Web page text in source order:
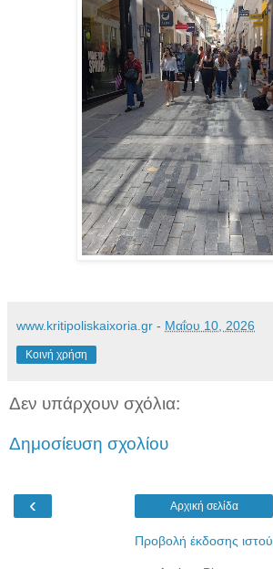
www.kritipoliskaixoria.gr - Μαΐου 10, 2026
Κοινή χρήση
Δεν υπάρχουν σχόλια:
Δημοσίευση σχολίου
‹ Αρχική σελίδα
Προβολή έκδοσης ιστού